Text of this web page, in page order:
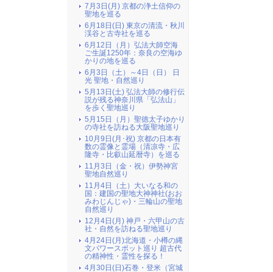
7月3日(月) 京都の浄土信仰の
聖地を巡る
6月18日(日) 東京の清流・秋川
渓谷と古寺社を巡る
6月12日（月）弘法大師空海
ご生誕1250年：奈良の空海ゆ
かりの地を巡る
6月3日（土）～4日（日） 日
光 聖地・自然巡り
5月13日(土) 弘法大師の修行伝
説が残る神奈川県「弘法山」
を歩く聖地巡り
5月15日（月）聖徳太子ゆかり
の寺社を訪ねる大阪聖地巡り
10月9日(月･祝) 京都の日本有
数の霊像と霊場（清凉寺・広
隆寺・比叡山延暦寺）を巡る
11月3日（金・祝）伊勢神宮
聖地自然巡り
11月4日（土）大いなる和の
国：建国の聖地大神神社(おお
みわじんじゃ)・三輪山の聖地
自然巡り
12月4日(月) 神戸・六甲山の古
社・自然を訪ねる聖地巡り
4月24日(月)北海道・小樽の縄
文パワースポット巡り 超古代
の精神性・霊性を探る！
4月30日(日)石巻・登米（宮城